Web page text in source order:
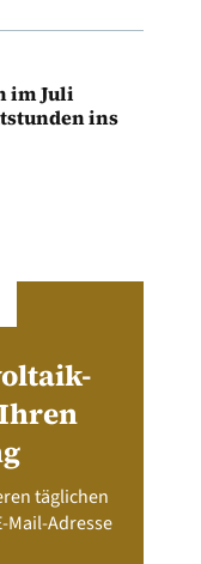
im Juli
ins
täglichen
Mail-Adresse